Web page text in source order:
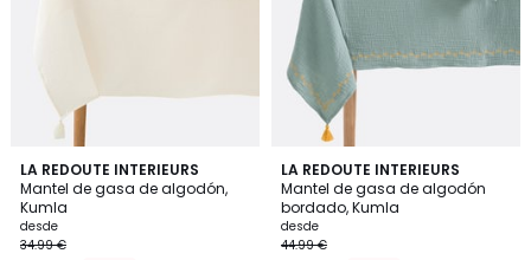
LA REDOUTE INTERIEURS
Mantel de gasa de algodón,
Kumla
desde
34.99 €
3,4
/ 5
3
Colores
LA REDOUTE INTERIEURS
Mantel de gasa de algodón
bordado, Kumla
desde
44.99 €
4,8
/ 5